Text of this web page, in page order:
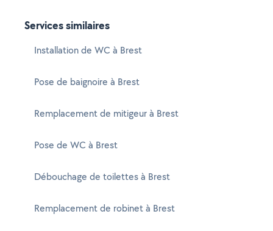
Services similaires
Installation de WC à Brest
Pose de baignoire à Brest
Remplacement de mitigeur à Brest
Pose de WC à Brest
Débouchage de toilettes à Brest
Remplacement de robinet à Brest